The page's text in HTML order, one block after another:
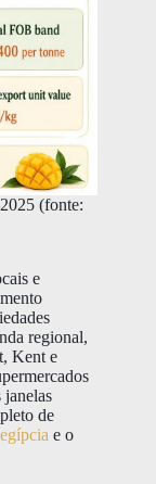
(fonte:
e
regional,
Kent e
janelas
de
e o